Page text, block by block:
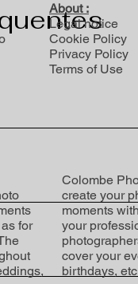
et à 10 minutes du
Il suffit de me
nouveau-nés,
About :
Legal notice
Cookie Policy
Privacy Policy
Terms of Use
for
Colombe
create your
moments
your
cover your
birthdays,